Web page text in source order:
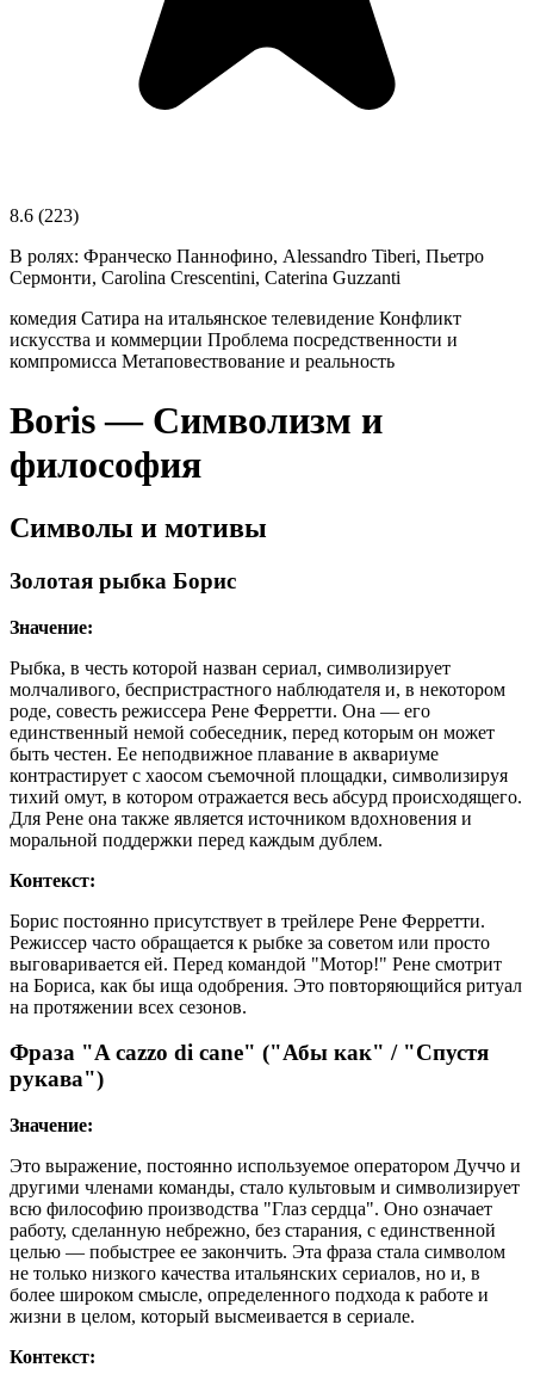
8.6 (223)
В ролях: Франческо Паннофино, Alessandro Tiberi, Пьетро
Сермонти, Carolina Crescentini, Caterina Guzzanti
комедия Сатира на итальянское телевидение Конфликт
искусства и коммерции Проблема посредственности и
компромисса Метаповествование и реальность
Boris — Символизм и
философия
Символы и мотивы
Золотая рыбка Борис
Значение:
Рыбка, в честь которой назван сериал, символизирует
молчаливого, беспристрастного наблюдателя и, в некотором
роде, совесть режиссера Рене Ферретти. Она — его
единственный немой собеседник, перед которым он может
быть честен. Ее неподвижное плавание в аквариуме
контрастирует с хаосом съемочной площадки, символизируя
тихий омут, в котором отражается весь абсурд происходящего.
Для Рене она также является источником вдохновения и
моральной поддержки перед каждым дублем.
Контекст:
Борис постоянно присутствует в трейлере Рене Ферретти.
Режиссер часто обращается к рыбке за советом или просто
выговаривается ей. Перед командой "Мотор!" Рене смотрит
на Бориса, как бы ища одобрения. Это повторяющийся ритуал
на протяжении всех сезонов.
Фраза "A cazzo di cane" ("Абы как" / "Спустя
рукава")
Значение:
Это выражение, постоянно используемое оператором Дуччо и
другими членами команды, стало культовым и символизирует
всю философию производства "Глаз сердца". Оно означает
работу, сделанную небрежно, без старания, с единственной
целью — побыстрее ее закончить. Эта фраза стала символом
не только низкого качества итальянских сериалов, но и, в
более широком смысле, определенного подхода к работе и
жизни в целом, который высмеивается в сериале.
Контекст: